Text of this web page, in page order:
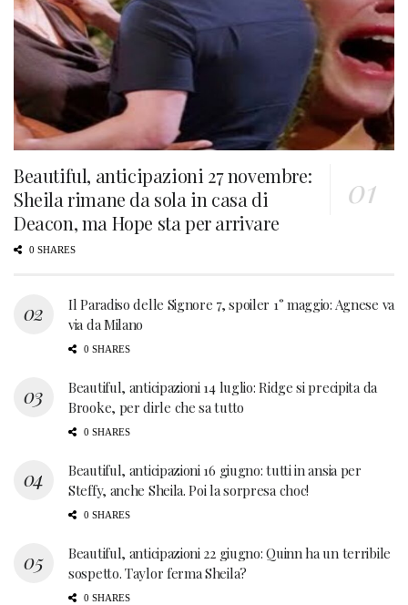
Beautiful, anticipazioni 27 novembre:
Sheila rimane da sola in casa di
Deacon, ma Hope sta per arrivare
0 SHARES
Il Paradiso delle Signore 7, spoiler 1° maggio: Agnese va
via da Milano
0 SHARES
Beautiful, anticipazioni 14 luglio: Ridge si precipita da
Brooke, per dirle che sa tutto
0 SHARES
Beautiful, anticipazioni 16 giugno: tutti in ansia per
Steffy, anche Sheila. Poi la sorpresa choc!
0 SHARES
Beautiful, anticipazioni 22 giugno: Quinn ha un terribile
sospetto. Taylor ferma Sheila?
0 SHARES